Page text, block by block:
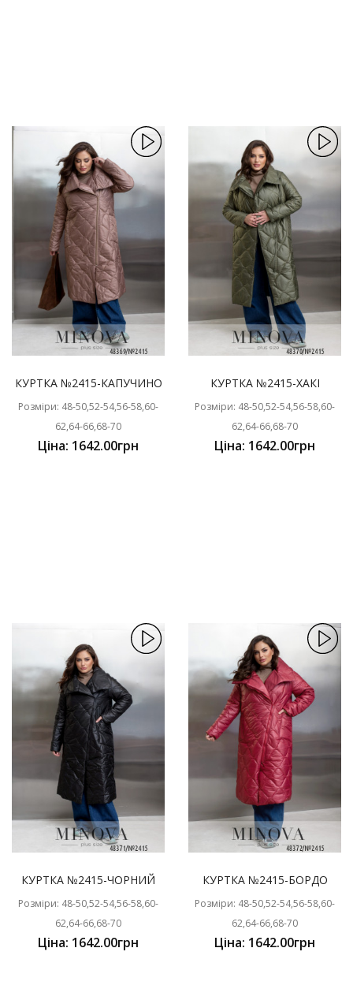
КУРТКА №2415-КАПУЧИНО
Розміри: 48-50,52-54,56-58,60-
62,64-66,68-70
Ціна: 1642.00грн
КУРТКА №2415-ХАКІ
Розміри: 48-50,52-54,56-58,60-
62,64-66,68-70
Ціна: 1642.00грн
КУРТКА №2415-ЧОРНИЙ
Розміри: 48-50,52-54,56-58,60-
62,64-66,68-70
Ціна: 1642.00грн
КУРТКА №2415-БОРДО
Розміри: 48-50,52-54,56-58,60-
62,64-66,68-70
Ціна: 1642.00грн